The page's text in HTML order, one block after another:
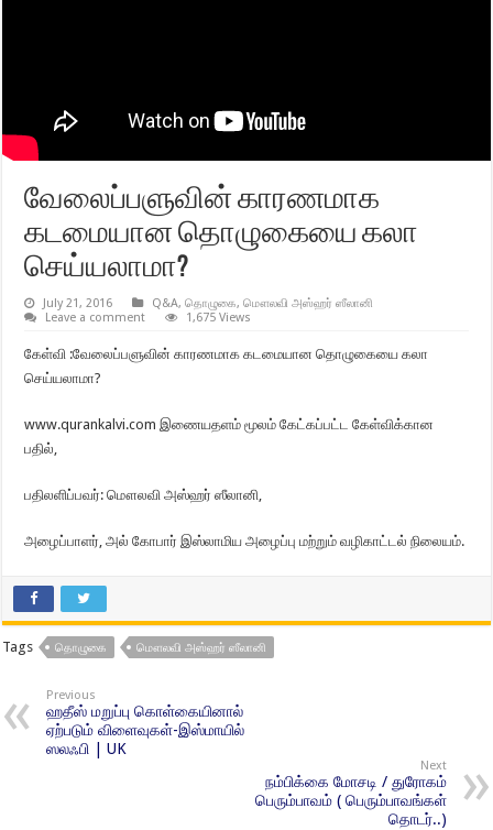
வேலைப்பளுவின் காரணமாக
கடமையான தொழுகையை கலா
செய்யலாமா?
July 21, 2016 Q&A,தொழுகை,மௌலவி அஸ்ஹர் ஸீலானி
Leave a comment
1,675 Views
கேள்வி :வேலைப்பளுவின் காரணமாக கடமையான தொழுகையை கலா
செய்யலாமா?
www.qurankalvi.com இணையதளம் மூலம் கேட்கப்பட்ட கேள்விக்கான
பதில்,
பதிலளிப்பவர்: மௌலவி அஸ்ஹர் ஸீலானி,
அழைப்பாளர், அல் கோபார் இஸ்லாமிய அழைப்பு மற்றும் வழிகாட்டல் நிலையம்.
Tags தொழுகை மௌலவி அஸ்ஹர் ஸீலானி
Previous
ஹதீஸ் மறுப்பு கொள்கையினால்
ஏற்படும் விளைவுகள்-இஸ்மாயில்
ஸலஃபி | UK
Next
நம்பிக்கை மோசடி / துரோகம்
பெரும்பாவம் ( பெரும்பாவங்கள்
தொடர்..)